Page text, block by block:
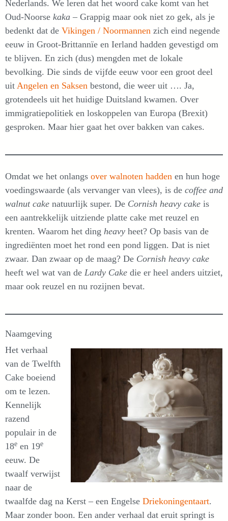
Nederlands. We leren dat het woord cake komt van het
Oud-Noorse kaka – Grappig maar ook niet zo gek, als je
bedenkt dat de Vikingen / Noormannen zich eind negende
eeuw in Groot-Brittannïe en Ierland hadden gevestigd om
te blijven. En zich (dus) mengden met de lokale
bevolking. Die sinds de vijfde eeuw voor een groot deel
uit Angelen en Saksen bestond, die weer uit …. Ja,
grotendeels uit het huidige Duitsland kwamen. Over
immigratiepolitiek en loskoppelen van Europa (Brexit)
gesproken. Maar hier gaat het over bakken van cakes.
Omdat we het onlangs over walnoten hadden en hun hoge
voedingswaarde (als vervanger van vlees), is de coffee and
walnut cake natuurlijk super. De Cornish heavy cake is
een aantrekkelijk uitziende platte cake met reuzel en
krenten. Waarom het ding heavy heet? Op basis van de
ingrediënten moet het rond een pond liggen. Dat is niet
zwaar. Dan zwaar op de maag? De Cornish heavy cake
heeft wel wat van de Lardy Cake die er heel anders uitziet,
maar ook reuzel en nu rozijnen bevat.
Naamgeving
Het verhaal
van de Twelfth
Cake boeiend
om te lezen.
Kennelijk
razend
populair in de
18e en 19e
eeuw. De
twaalf verwijst
naar de
twaalfde dag na Kerst – een Engelse Driekoningentaart.
Maar zonder boon. Een ander verhaal dat eruit springt is